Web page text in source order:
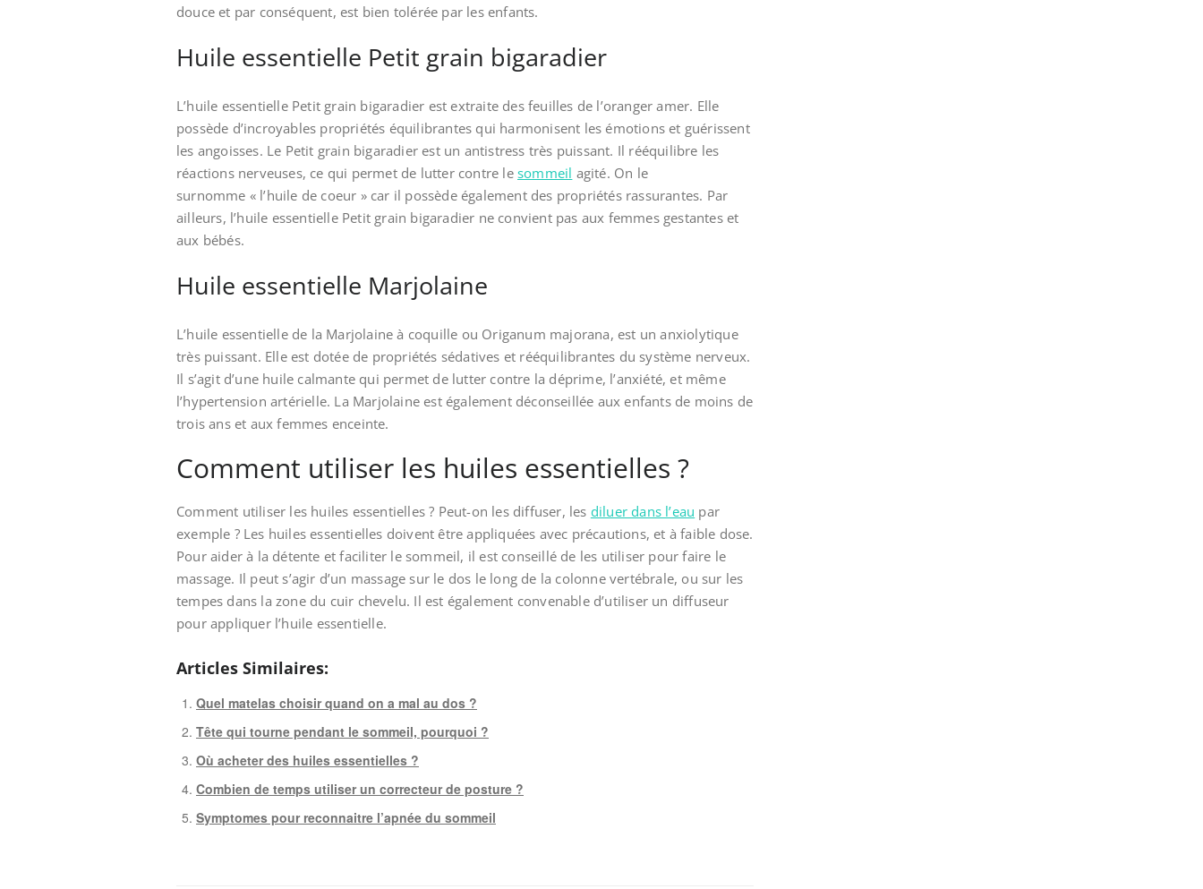
douce et par conséquent, est bien tolérée par les enfants.
Huile essentielle Petit grain bigaradier
L’huile essentielle Petit grain bigaradier est extraite des feuilles de l’oranger amer. Elle
possède d’incroyables propriétés équilibrantes qui harmonisent les émotions et guérissent
les angoisses. Le Petit grain bigaradier est un antistress très puissant. Il rééquilibre les
réactions nerveuses, ce qui permet de lutter contre lesommeil agité. On le
surnomme « l’huile de coeur » car il possède également des propriétés rassurantes. Par
ailleurs, l’huile essentielle Petit grain bigaradier ne convient pas aux femmes gestantes et
aux bébés.
Huile essentielle Marjolaine
L’huile essentielle de la Marjolaine à coquille ou Origanum majorana, est un anxiolytique
très puissant. Elle est dotée de propriétés sédatives et rééquilibrantes du système nerveux.
Il s’agit d’une huile calmante qui permet de lutter contre la déprime, l’anxiété, et même
l’hypertension artérielle. La Marjolaine est également déconseillée aux enfants de moins de
trois ans et aux femmes enceinte.
Comment utiliser les huiles essentielles ?
Comment utiliser les huiles essentielles ? Peut-on les diffuser, les diluer dans l’eau par
exemple ? Les huiles essentielles doivent être appliquées avec précautions, et à faible dose.
Pour aider à la détente et faciliter le sommeil, il est conseillé de les utiliser pour faire le
massage. Il peut s’agir d’un massage sur le dos le long de la colonne vertébrale, ou sur les
tempes dans la zone du cuir chevelu. Il est également convenable d’utiliser un diffuseur
pour appliquer l’huile essentielle.
Articles Similaires:
Quel matelas choisir quand on a mal au dos ?
Tête qui tourne pendant le sommeil, pourquoi ?
Où acheter des huiles essentielles ?
Combien de temps utiliser un correcteur de posture ?
Symptomes pour reconnaitre l’apnée du sommeil